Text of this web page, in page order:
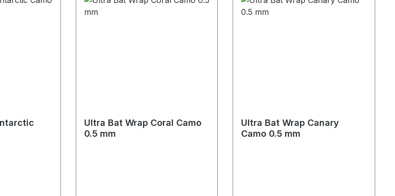
Ultra Bat Wrap Coral Camo
0.5 mm
Ultra Bat Wrap Canary
Camo 0.5 mm